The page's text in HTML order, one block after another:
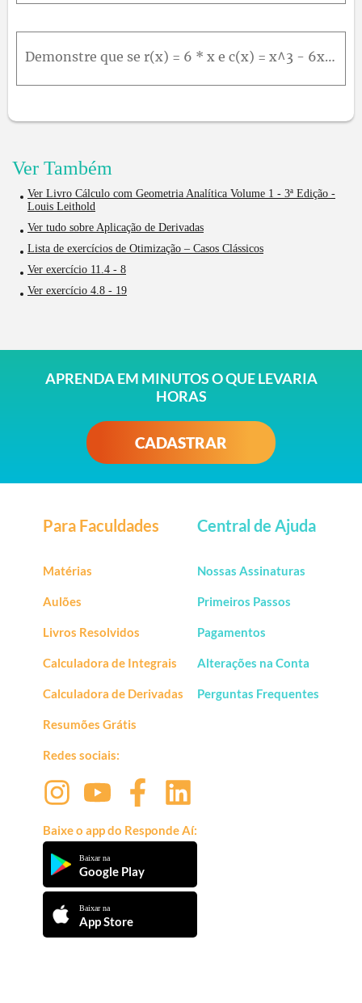
Demonstre que se r(x) = 6 * x e c(x) = x^3 - 6x^2 + 15x são duas funções de receita e custo, então o melhor que você consegue é ter a receita igual ao custo.
Ver Também
Ver Livro Cálculo com Geometria Analítica Volume 1 - 3ª Edição -
Louis Leithold
Ver tudo sobre Aplicação de Derivadas
Lista de exercícios de Otimização – Casos Clássicos
Ver exercício 11.4 - 8
Ver exercício 4.8 - 19
APRENDA EM MINUTOS O QUE LEVARIA
HORAS
CADASTRAR
Para Faculdades
Matérias
Aulões
Livros Resolvidos
Calculadora de Integrais
Calculadora de Derivadas
Resumões Grátis
Redes sociais:
Baixe o app do Responde Aí:
Baixar na
Google Play
Baixar na
App Store
Central de Ajuda
Nossas Assinaturas
Primeiros Passos
Pagamentos
Alterações na Conta
Perguntas Frequentes